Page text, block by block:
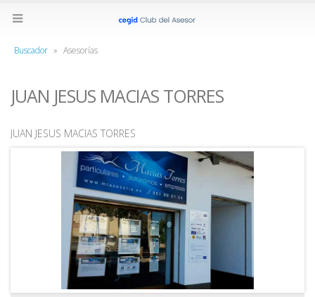
Buscador » Asesorías
JUAN JESUS MACIAS TORRES
JUAN JESUS MACIAS TORRES